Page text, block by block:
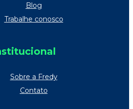
Blog
Trabalhe conosco
Sobre a Fredy
Contato